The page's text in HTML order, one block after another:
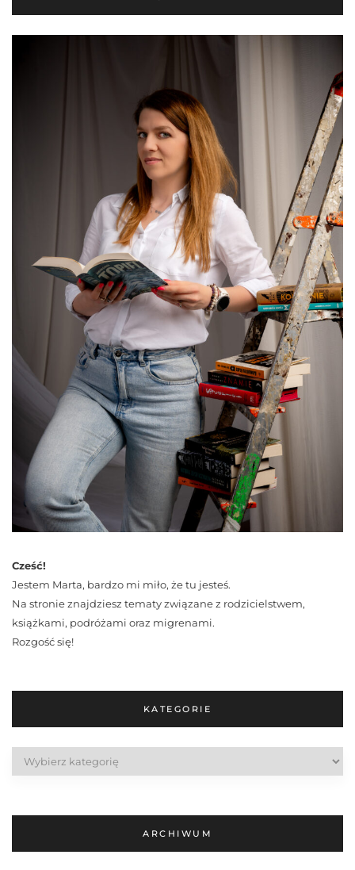
Cześć!
Jestem Marta, bardzo mi miło, że tu jesteś.
Na stronie znajdziesz tematy związane z rodzicielstwem,
książkami, podróżami oraz migrenami.
Rozgość się!
KATEGORIE
Kategorie
ARCHIWUM